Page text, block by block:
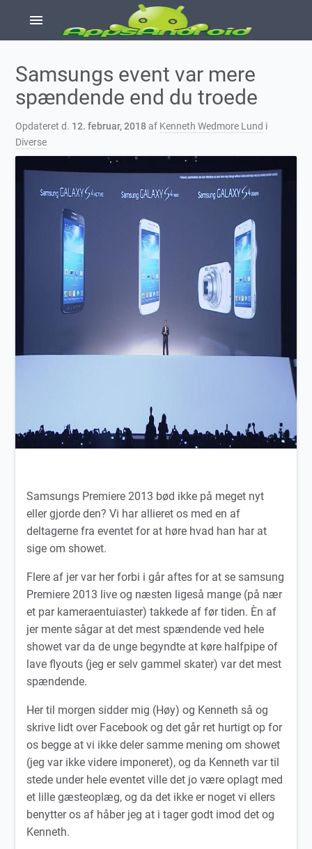
menu
Samsungs event var mere
spændende end du troede
Opdateret d. 12. februar, 2018 af Kenneth Wedmore Lund i
Diverse
Samsungs Premiere 2013 bød ikke på meget nyt
eller gjorde den? Vi har allieret os med en af
deltagerne fra eventet for at høre hvad han har at
sige om showet.
Flere af jer var her forbi i går aftes for at se samsung
Premiere 2013 live og næsten ligeså mange (på nær
et par kameraentuiaster) takkede af før tiden. Èn af
jer mente sågar at det mest spændende ved hele
showet var da de unge begyndte at køre halfpipe of
lave flyouts (jeg er selv gammel skater) var det mest
spændende.
Her til morgen sidder mig (Høy) og Kenneth så og
skrive lidt over Facebook og det går ret hurtigt op for
os begge at vi ikke deler samme mening om showet
(jeg var ikke videre imponeret), og da Kenneth var til
stede under hele eventet ville det jo være oplagt med
et lille gæsteoplæg, og da det ikke er noget vi ellers
benytter os af håber jeg at i tager godt imod det og
Kenneth.